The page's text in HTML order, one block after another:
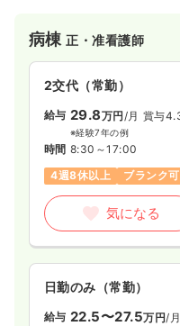
病棟正・准看護師
2交代（常勤）
給与 29.8万円/月 賞与
※経験7年の例
時間 8:30～17:00
4週8休以上
ブランク可
気になる
日勤のみ（常勤）
給与 22.5〜27.5万円/月